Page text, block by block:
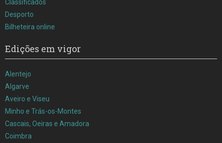
Classificados
Desporto
Bilheteira online
Edições em vigor
Alentejo
Algarve
Aveiro e Viseu
Minho e Trás-os-Montes
Cascais, Oeiras e Amadora
Coimbra